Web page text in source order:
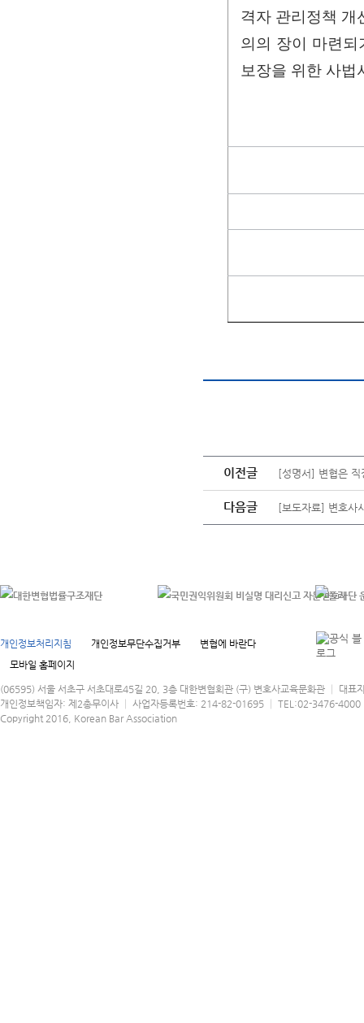
격자 관리정책 개
의의 장이 마련
보장을 위한 사
이전글 [성명서] 변협은
다음글 [보도자료] 변호사
개인정보처리지침 개인정보무단수집거부
변협에 바란다
모바일 홈페이지
(06595) 서울 서초구 서초대로45길 20, 3층 대한변협회관 (구) 변호사교육문화관 │ 대표
개인정보책임자: 제2총무이사 │ 사업자등록번호: 214-82-01695 │ TEL:02-3476-
Copyright 2016, Korean Bar Association